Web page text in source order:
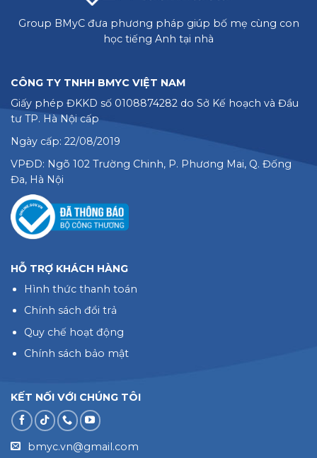
Group BMyC đưa phương pháp giúp bố mẹ cùng con
học tiếng Anh tại nhà
CÔNG TY TNHH BMYC VIỆT NAM
Giấy phép ĐKKD số 0108874282 do Sở Kế hoạch và Đầu
tư TP. Hà Nội cấp
Ngày cấp: 22/08/2019
VPĐD: Ngõ 102 Trường Chinh, P. Phương Mai, Q. Đống
Đa, Hà Nội
HỖ TRỢ KHÁCH HÀNG
Hình thức thanh toán
Chính sách đổi trả
Quy chế hoạt động
Chính sách bảo mật
KẾT NỐI VỚI CHÚNG TÔI
bmyc.vn@gmail.com